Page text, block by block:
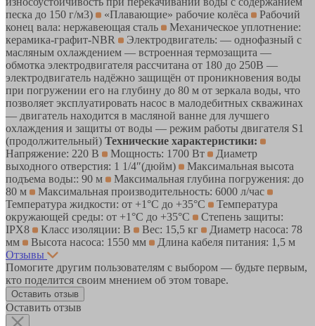
песка до 150 г/м3)
«Плавающие» рабочие колёса
Рабочий
конец вала: нержавеющая сталь
Механическое уплотнение:
керамика-графит-NBR
Электродвигатель: — однофазный с
масляным охлаждением — встроенная термозащита —
обмотка электродвигателя рассчитана от 180 до 250В —
электродвигатель надёжно защищён от проникновения воды
при погружении его на глубину до 80 м от зеркала воды, что
позволяет эксплуатировать насос в малодебитных скважинах
— двигатель находится в масляной ванне для лучшего
охлаждения и защиты от воды — режим работы двигателя S1
(продолжительный) Технические характеристики:
Напряжение: 220 В
Мощность: 1700 Вт
Диаметр
выходного отверстия: 1 1/4″(дюйм)
Максимальная высота
подъема воды:: 90 м
Максимальная глубина погружения: до
80 м
Максимальная производительность: 6000 л/час
Температура жидкости: от +1°С до +35°С
Температура
окружающей среды: от +1°С до +35°С
Степень защиты:
IPX8
Класс изоляции: B Вес: 15,5 кг
Диаметр насоса: 78
мм
Высота насоса: 1550 мм
Длина кабеля питания: 1,5 м
Отзывы
Помогите другим пользователям с выбором — будьте первым,
кто поделится своим мнением об этом товаре.
Оставить отзыв
Оставить отзыв